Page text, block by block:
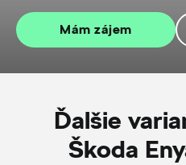
Mám zájem
Ďalšie
Škoda